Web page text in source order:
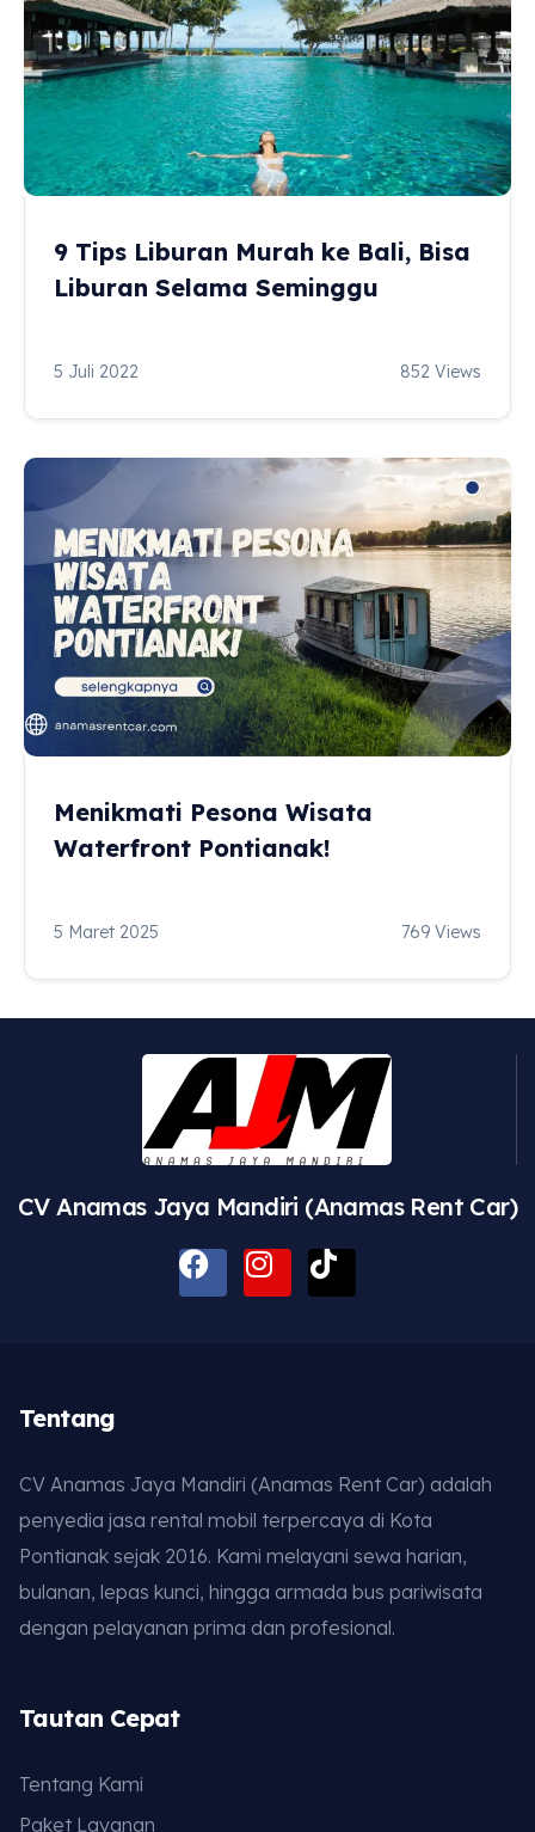
9 Tips Liburan Murah ke Bali, Bisa
Liburan Selama Seminggu
5 Juli 2022 852 Views
Menikmati Pesona Wisata
Waterfront Pontianak!
5 Maret 2025 769 Views
CV Anamas Jaya Mandiri (Anamas Rent Car)
Tentang
CV Anamas Jaya Mandiri (Anamas Rent Car) adalah
penyedia jasa rental mobil terpercaya di Kota
Pontianak sejak 2016. Kami melayani sewa harian,
bulanan, lepas kunci, hingga armada bus pariwisata
dengan pelayanan prima dan profesional.
Tautan Cepat
Tentang Kami
Paket Layanan